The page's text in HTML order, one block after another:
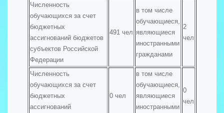
Численность
обучающихся за счет
бюджетных
ассигнований бюджетов
субъектов Российской
Федерации
491 чел
в том числе
обучающиеся,
являющиеся
иностранными
гражданами
2
чел
Численность
обучающихся за счет
бюджетных
ассигнований
0 чел
в том числе
обучающиеся,
являющиеся
иностранными
0
чел